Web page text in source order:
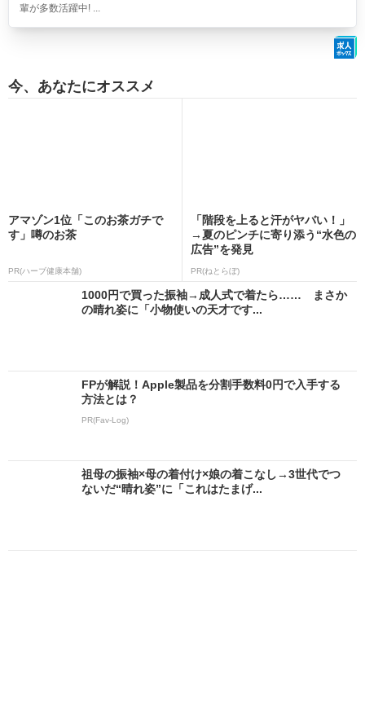
輩が多数活躍中! ...
今、あなたにオススメ
アマゾン1位「このお茶ガチで
す」噂のお茶
PR(ハーブ健康本舗)
「階段を上ると汗がヤバい！」
→夏のピンチに寄り添う“水色の
広告”を発見
PR(ねとらぼ)
1000円で買った振袖→成人式で着たら…… まさか
の晴れ姿に「小物使いの天才です...
FPが解説！Apple製品を分割手数料0円で入手する
方法とは？
PR(Fav-Log)
祖母の振袖×母の着付け×娘の着こなし→3世代でつ
ないだ“晴れ姿”に「これはたまげ...